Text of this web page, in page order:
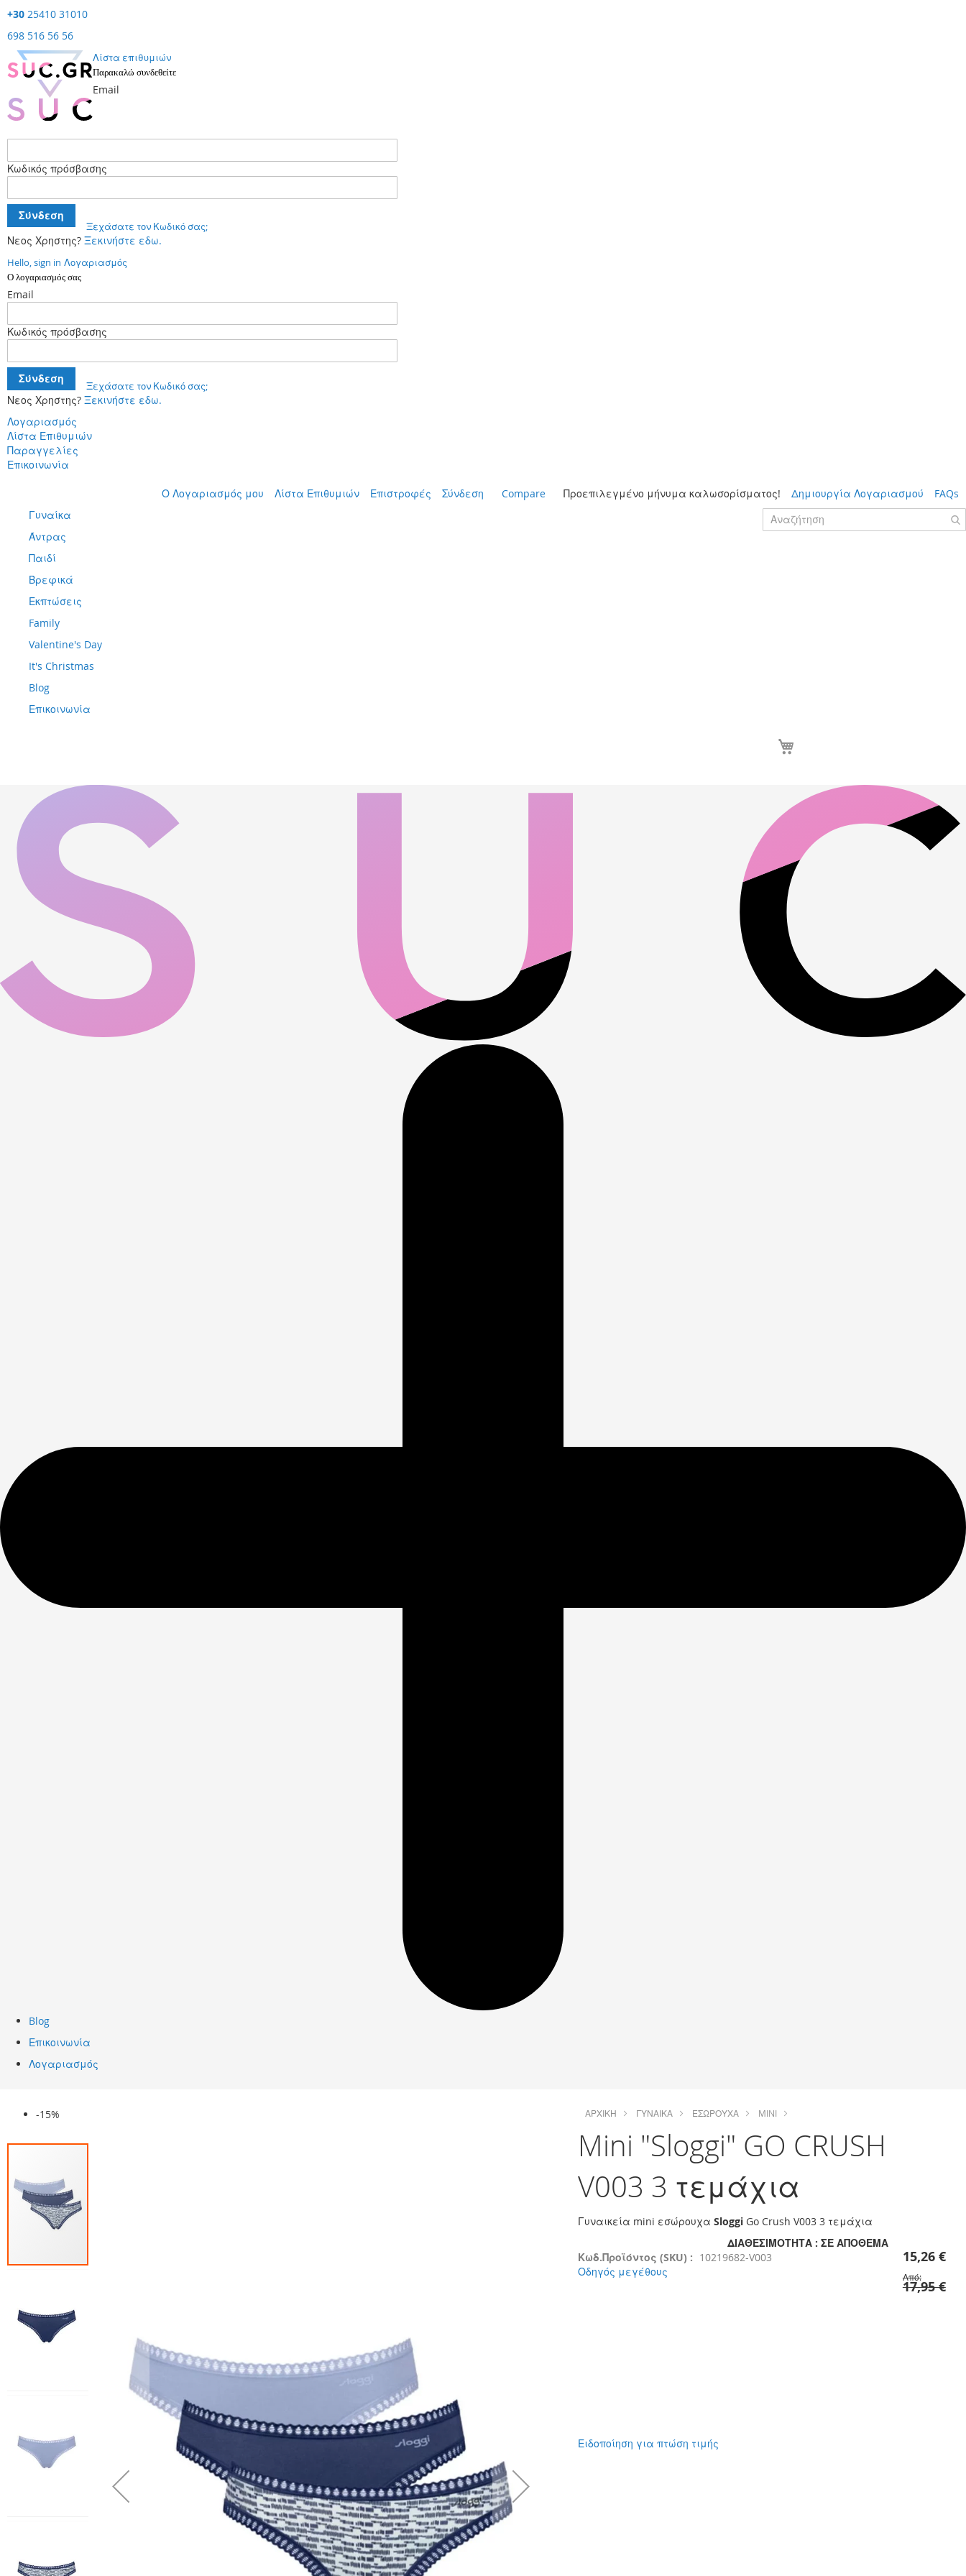
+30 25410 31010
698 516 56 56
Λίστα επιθυμιών
Παρακαλώ συνδεθείτε
Email
Κωδικός πρόσβασης
Σύνδεση
Ξεχάσατε τον Κωδικό σας;
Νεος Χρηστης? Ξεκινήστε εδω.
Hello, sign in Λογαριασμός
Ο λογαριασμός σας
Email
Κωδικός πρόσβασης
Σύνδεση
Ξεχάσατε τον Κωδικό σας;
Νεος Χρηστης? Ξεκινήστε εδω.
Λογαριασμός
Λίστα Επιθυμιών
Παραγγελίες
Επικοινωνία
Ο Λογαριασμός μου Λίστα Επιθυμιών Επιστροφές Σύνδεση Compare Προεπιλεγμένο μήνυμα καλωσορίσματος! Δημιουργία Λογαριασμού FAQs
περιεχόμενο
Γυναίκα
Άντρας
Παιδί
Βρεφικά
Εκπτώσεις
Family
Valentine's Day
It's Christmas
Blog
Επικοινωνία
Blog
Επικοινωνία
Λογαριασμός
Skip
the
the
images
gallery
-15% ΑΡΧΙΚΉ ΓΥΝΑΊΚΑ ΕΣΏΡΟΥΧΑ MINI
Mini "Sloggi" GO CRUSH
V003 3 τεμάχια
Γυναικεία mini εσώρουχαSloggi Go Crush V003 3 τεμάχια
ΔΙΑΘΕΣΙΜΌΤΗΤΑ : ΣΕ ΑΠΌΘΕΜΑ
Κωδ.Προϊόντος (SKU) : 10219682-V003
Οδηγός μεγέθους
15,26 €
Από
17,95 €
Ειδοποίηση για πτώση τιμής